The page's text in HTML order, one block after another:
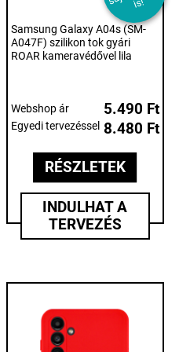
Samsung Galaxy A04s (SM-
A047F) szilikon tok gyári
ROAR kameravédővel lila
Webshop ár 5.490 Ft
Egyedi tervezéssel 8.480 Ft
RÉSZLETEK
INDULHAT A
TERVEZÉS